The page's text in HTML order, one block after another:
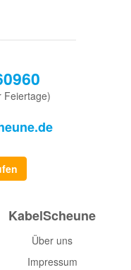
Feiertage)
KabelScheune
Über uns
Impressum